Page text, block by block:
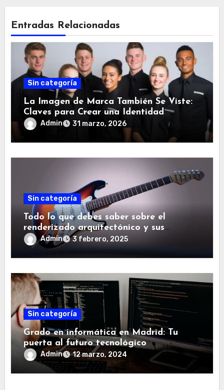
t
r
a
Entradas Relacionadas
Sin categoría
La Imagen de Marca También Se Viste:
Claves para Crear una Identidad
Coherente en tu Negocio
Admin 31 marzo, 2026
Sin categoría
Todo lo que debes saber sobre el
renderizado arquitectónico y sus
aplicaciones
Admin 3 febrero, 2025
Sin categoría
Grado en informática en Madrid: Tu
puerta al futuro tecnológico
Admin 12 marzo, 2024